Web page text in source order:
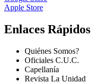
Apple Store
Enlaces Rápidos
Quiénes Somos?
Oficiales C.U.C.
Capellanía
Revista La Unidad